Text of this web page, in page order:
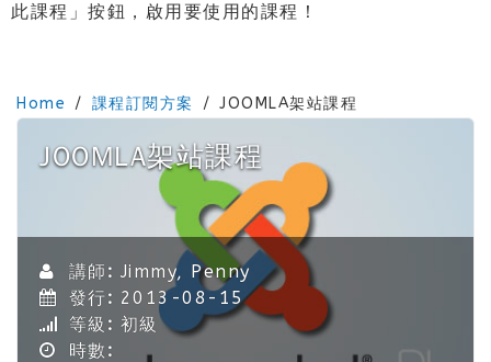
此課程」按鈕，啟用要使用的課程！
Home 課程訂閱方案 JOOMLA架站課程
JOOMLA架站課程
講師: Jimmy, Penny
發行: 2013-08-15
等級: 初級
時數: